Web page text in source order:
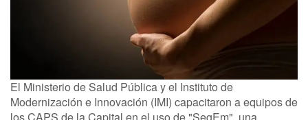
El Ministerio de Salud Pública y el Instituto de
Modernización e Innovación (IMI) capacitaron a equipos de